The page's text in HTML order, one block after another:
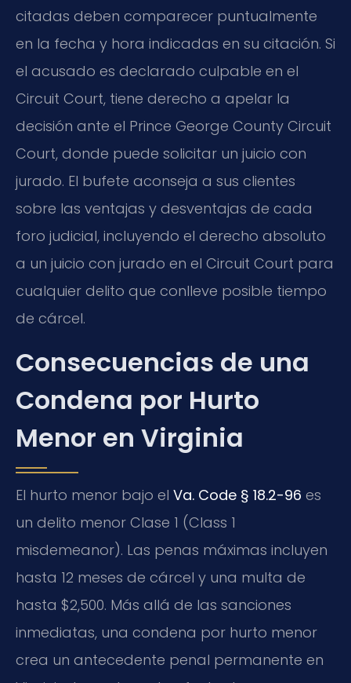
citadas deben comparecer puntualmente
en la fecha y hora indicadas en su citación. Si
el acusado es declarado culpable en el
Circuit Court, tiene derecho a apelar la
decisión ante el Prince George County Circuit
Court, donde puede solicitar un juicio con
jurado. El bufete aconseja a sus clientes
sobre las ventajas y desventajas de cada
foro judicial, incluyendo el derecho absoluto
a un juicio con jurado en el Circuit Court para
cualquier delito que conlleve posible tiempo
de cárcel.
Consecuencias de una
Condena por Hurto
Menor en Virginia
El hurto menor bajo el Va. Code § 18.2-96 es
un delito menor Clase 1 (Class 1
misdemeanor). Las penas máximas incluyen
hasta 12 meses de cárcel y una multa de
hasta $2,500. Más allá de las sanciones
inmediatas, una condena por hurto menor
crea un antecedente penal permanente en